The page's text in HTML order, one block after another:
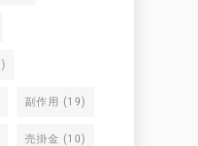
副作用 (19)
売掛金 (10)